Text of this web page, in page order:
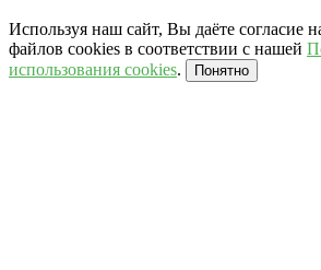
Используя наш сайт, Вы даёте согласие
файлов cookies в соответствии с нашей
использования cookies. Понятно